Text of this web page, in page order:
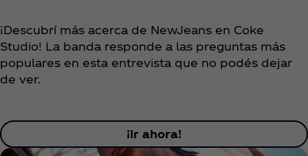
¡Descubrí más acerca de NewJeans en Coke
Studio! La banda responde a las preguntas más
populares en esta entrevista que no podés dejar
de ver.
¡Ir ahora!
COKE STUDIO 2024